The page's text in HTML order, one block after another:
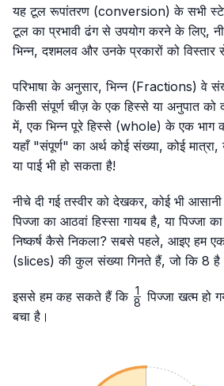
यह टूल रूपांतरण (conversion) के सभी
टूल का प्रभावी ढंग से उपयोग करने के लिए,
भिन्न, दशमलव और उनके प्रकारों को विस्तार
परिभाषा के अनुसार, भिन्न (Fractions) वे
किसी संपूर्ण चीज़ के एक हिस्से या अनुपात को
में, एक भिन्न पूरे हिस्से (whole) के एक भाग
यहाँ "संपूर्ण" का अर्थ कोई संख्या, कोई
या पाई भी हो सकता है!
नीचे दी गई तस्वीर को देखकर, कोई भी
पिज्जा का आठवां हिस्सा गायब है, या पिज्जा का
निष्कर्ष कैसे निकला? सबसे पहले, आइए हम
(slices) की कुल संख्या गिनते हैं, जो कि 8
इससे हम कह सकते हैं कि \frac{1}
8
1 पिज्जा खत्म हो
बचा है।